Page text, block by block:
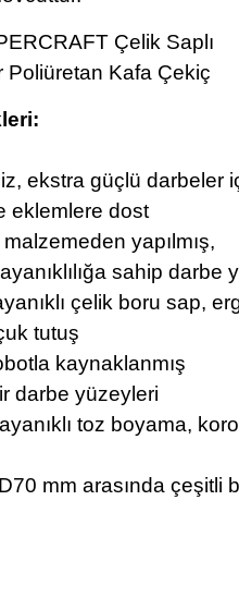
ekstra güçlü darbeler
eklemlere dost
yapılmış,
sahip darbe
çelik boru sap,
tutuş
kaynaklanmış
darbe yüzeyleri
toz boyama,
mm arasında çeşitli